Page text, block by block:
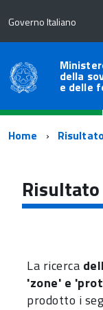
Governo Italiano
della
e delle
Percorso
Home
La ricerca
'zone' e
prodotto i